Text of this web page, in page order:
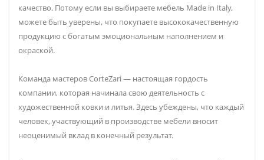
качество. Потому если вы выбираете мебель Made in Italy,
можете быть уверены, что покупаете высококачественную
продукцию с богатым эмоциональным наполнением и
окраской.
Команда мастеров CorteZari — настоящая гордость
компании, которая начинала свою деятельность с
художественной ковки и литья. Здесь убеждены, что каждый
человек, участвующий в производстве мебели вносит
неоценимый вклад в конечный результат.